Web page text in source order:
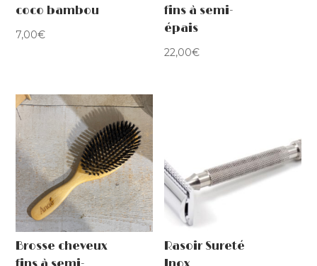
coco bambou
7,00€
fins à semi-
épais
22,00€
Brosse cheveux
Rasoir Sureté